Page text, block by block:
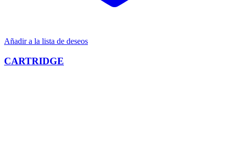
Añadir a la lista de deseos
CARTRIDGE